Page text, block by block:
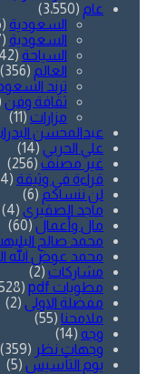
عام (3٬550)
السعودية (1٬826)
السعودية (1٬607)
السياحة (42)
العالم (356)
ترند
ثقافة وفن
مزارات (11)
عبدالمحسن
علي الحربي (14)
غير مصنف (256)
قراءة في وثيقة (4)
لن ننساكم (6)
ماجد الصقيري (4)
مال وأعمال (60)
محمد صالح
محمد عوض الله
مشاركات (2)
مطويات pdf
(1٬528)
مفضلة الاولى (2)
ملامحنا (55)
وجه (14)
وجهات نظر (359)
يوم التأسيس (5)